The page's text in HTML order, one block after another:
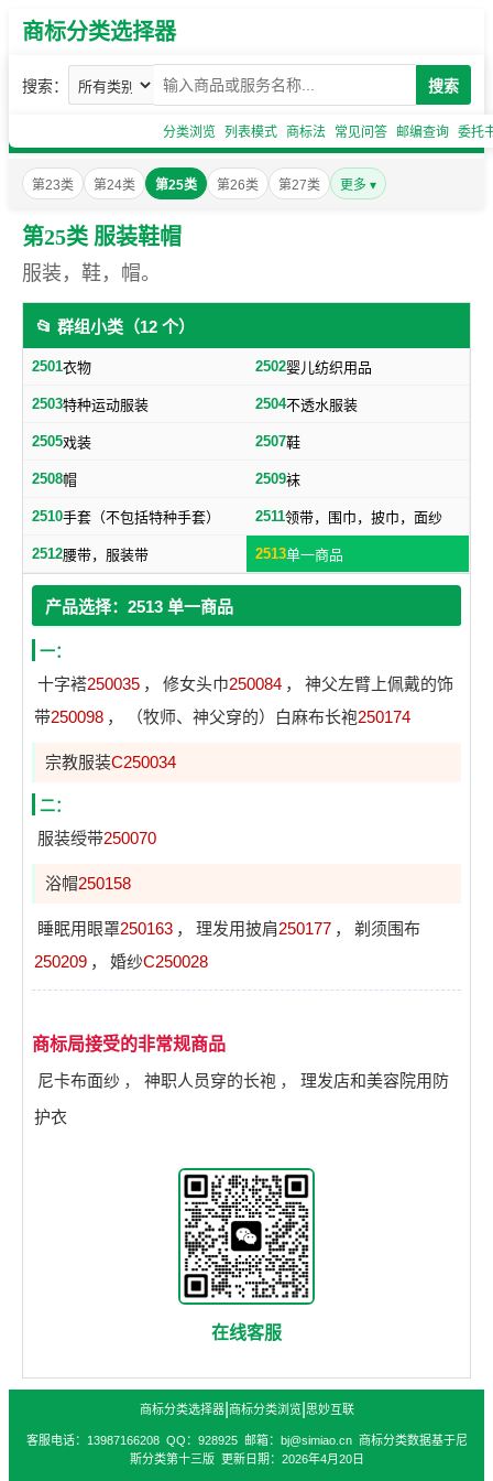
商标分类选择器
搜索： 搜索
分类浏览 列表模式 商标法 常见问答 邮编查询 委托
第23类 第24类 第25类 第26类 第27类 更多 ▾
第25类 服装鞋帽
服装，鞋，帽。
📂 群组小类（12 个）
2501衣物 2502婴儿纺织用品
2503特种运动服装 2504不透水服装
2505戏装 2507鞋
2508帽 2509袜
2510手套（不包括特种手套） 2511领带，围巾，披巾，面纱
2512腰带，服装带 2513单一商品
产品选择：2513 单一商品
一：
十字褡250035 ， 修女头巾250084 ，
神父左臂上佩戴的饰
带250098 ， （牧师、神父穿的）白麻布长袍250174
宗教服装C250034
二：
服装绶带250070
浴帽250158
睡眠用眼罩250163 ， 理发用披肩250177 ，
剃须围布
250209 ， 婚纱C250028
商标局接受的非常规商品
尼卡布面纱 ， 神职人员穿的长袍 ，
理发店和美容院用防
护衣
在线客服
商标分类选择器| 商标分类浏览| 思妙互联
客服电话：13987166208 QQ：928925 邮箱：bj@simiao.cn 商标分类数据基于尼
斯分类第十三版 更新日期：2026年4月20日